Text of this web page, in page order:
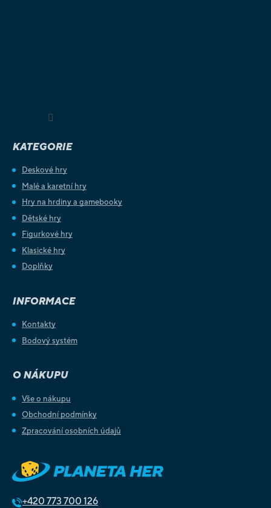
KATEGORIE
Deskové hry
Malé a karetní hry
Hry na hrdiny a gamebooky
Dětské hry
Figurkové hry
Klasické hry
Doplňky
INFORMACE
Kontakty
Bodový systém
O NÁKUPU
Vše o nákupu
Obchodní podmínky
Zpracování osobních údajů
+420 773 700 126